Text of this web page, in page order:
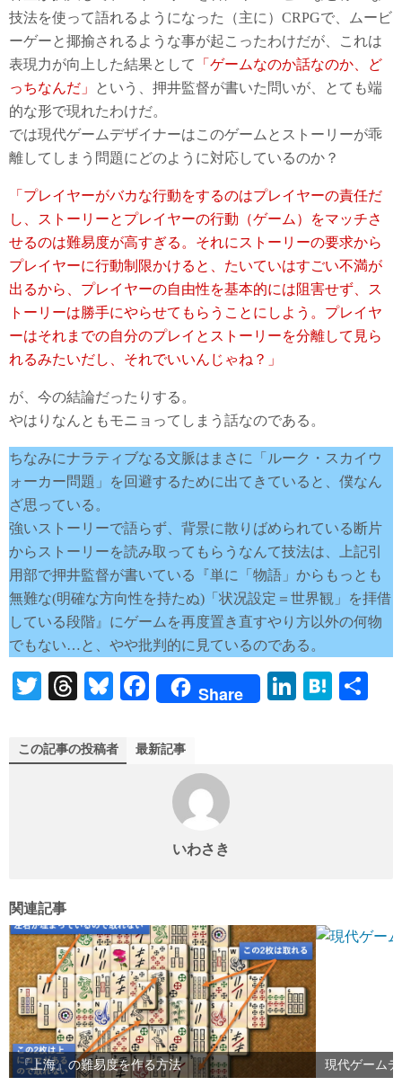
技法を使って語れるようになった（主に）CRPGで、ムービ
ーゲーと揶揄されるような事が起こったわけだが、これは
表現力が向上した結果として
「ゲームなのか話なのか、ど
っちなんだ」
という、押井監督が書いた問いが、とても端
的な形で現れたわけだ。
では現代ゲームデザイナーはこのゲームとストーリーが乖
離してしまう問題にどのように対応しているのか？
「プレイヤーがバカな行動をするのはプレイヤーの責任だ
し、ストーリーとプレイヤーの行動（ゲーム）をマッチさ
せるのは難易度が高すぎる。それにストーリーの要求から
プレイヤーに行動制限かけると、たいていはすごい不満が
出るから、プレイヤーの自由性を基本的には阻害せず、ス
トーリーは勝手にやらせてもらうことにしよう。プレイヤ
ーはそれまでの自分のプレイとストーリーを分離して見ら
れるみたいだし、それでいいんじゃね？」
が、今の結論だったりする。
やはりなんともモニョってしまう話なのである。
ちなみにナラティブなる文脈はまさに「ルーク・スカイウ
ォーカー問題」を回避するために出てきていると、僕なん
ざ思っている。
強いストーリーで語らず、背景に散りばめられている断片
からストーリーを読み取ってもらうなんて技法は、上記引
用部で押井監督が書いている『単に「物語」からもっとも
無難な(明確な方向性を持たぬ)「状况設定＝世界観」を拝借
している段階』にゲームを再度置き直すやり方以外の何物
でもない…と、やや批判的に見ているのである。
T
tte
r
T
ea
ds
Bl
sk
y
Fa
bo
Share
Li
H
この記事の投稿者 最新記事
いわさき
関連記事
『上海』の難易度を作る方法 現代ゲーム